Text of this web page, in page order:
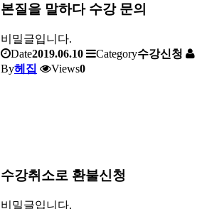
본질을 말하다 수강 문의
비밀글입니다.
Date2019.06.10 Category수강신청
By헤집 Views0
수강취소로 환불신청
비밀글입니다.